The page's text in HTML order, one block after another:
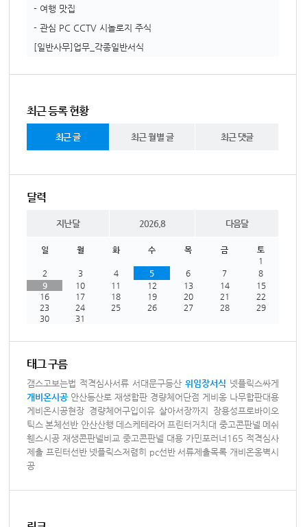
- 여행 맛집
- 관심 PC CCTV 시놀로지 주식
[일반사무]업무_각종일반서식
최근 등록 현황
최근 글 최근 월별 글 최근 댓글
달력
지난달 2026.8 다음달
일 월 화 수 목 금
토
1
2
3 4 5 6 7
8
9
10 11 12 13 14
15
16
17 18 19 20 21
22
23
24 25 26 27 28
29
30
31
태그 구름
갬스고보는법 적격심사서류 서대문구등산 위임장서식 넷플릭스싸게
개비온시공 안산등산로 재생합판 경량체어단점 게비옹 나무합판대용
게비온시공현장 경량체어구입이유 살아서장까지
장용성프로바이오
틱스 본체선반 안산산행 데스케테라어 프린터거치대 중고콘판넬 메쉬
휀스시공 재생콘판넬비교 중고콘판넬 대용 가민포러너165 적격심사
제출 프린터선반 넷플릭스저렴히 pc선반 서류제출목록 개비온옹벽시
공